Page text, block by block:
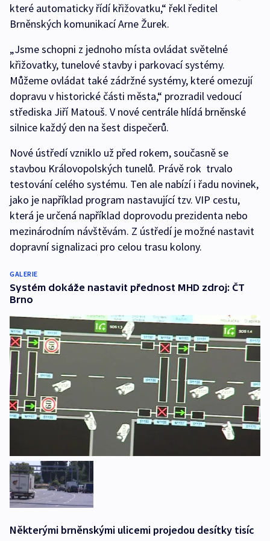
které automaticky řídí křižovatku,“ řekl ředitel
Brněnských komunikací Arne Žurek.
„Jsme schopni z jednoho místa ovládat světelné
křižovatky, tunelové stavby i parkovací systémy.
Můžeme ovládat také zádržné systémy, které omezují
dopravu v historické části města,“ prozradil vedoucí
střediska Jiří Matouš. V nové centrále hlídá brněnské
silnice každý den na šest dispečerů.
Nové ústředí vzniklo už před rokem, současně se
stavbou Královopolských tunelů. Právě rok trvalo
testování celého systému. Ten ale nabízí i řadu novinek,
jako je například program nastavující tzv. VIP cestu,
která je určená například doprovodu prezidenta nebo
mezinárodním návštěvám. Z ústředí je možné nastavit
dopravní signalizaci pro celou trasu kolony.
GALERIE
Systém dokáže nastavit přednost MHD zdroj: ČT
Brno
Některými brněnskými ulicemi projedou desítky tisíc